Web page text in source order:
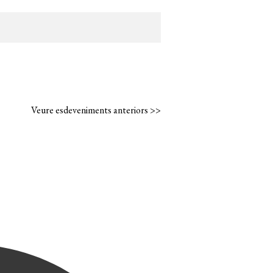
Veure esdeveniments anteriors >>